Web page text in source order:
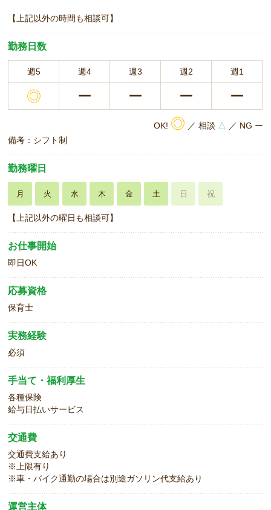
【上記以外の時間も相談可】
勤務日数
週5 週4 週3 週2 週1
◎ ー ー ー ー
OK! ◎ ／ 相談 △ ／ NG ー
備考：シフト制
勤務曜日
月 火 水 木 金 土 日 祝
【上記以外の曜日も相談可】
お仕事開始
即日OK
応募資格
保育士
実務経験
必須
手当て・福利厚生
各種保険
給与日払いサービス
交通費
交通費支給あり
※上限有り
※車・バイク通勤の場合は別途ガソリン代支給あり
運営主体